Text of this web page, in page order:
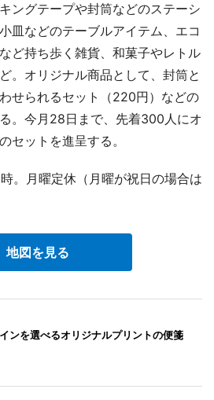
ングテープや封筒などのステーシ
皿などのテーブルアイテム、エコ
ど持ち歩く雑貨、和菓子やレトル
。オリジナル商品として、封筒と
せられるセット（220円）などの
。今月28日まで、先着300人にオ
セットを進呈する。
。月曜定休（月曜が祝日の場合は
地図を見る
ンを選べるオリジナルプリントの便箋